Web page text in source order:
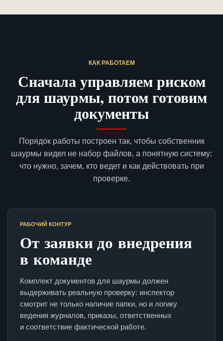
КАК РАБОТАЕМ
Сначала управляем риском
для шаурмы, потом готовим
документы
Порядок работы построен так, чтобы собственник
шаурмы видел не набор файлов, а понятную систему:
что нужно, зачем, кто ведет и как действовать при
проверке.
РАБОЧИЙ КОНТУР
От заявки до внедрения
в команде
Комплект документов для шаурмы должен
выдерживать реальную проверку: инспектор
смотрит не только наличие папки, но и логику
ведения журналов, приказы, ответственных
и соответствие фактической работе.